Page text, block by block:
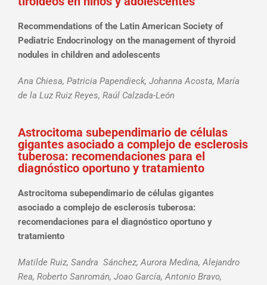
Recommendations of the Latin American Society of
Pediatric Endocrinology on the management of thyroid
nodules in children and adolescents
Ana Chiesa, Patricia Papendieck, Johanna Acosta, María
de la Luz Ruiz Reyes, Raúl Calzada-León
Astrocitoma subependimario de células
gigantes asociado a complejo de esclerosis
tuberosa: recomendaciones para el
diagnóstico oportuno y tratamiento
Astrocitoma subependimario de células gigantes
asociado a complejo de esclerosis tuberosa:
recomendaciones para el diagnóstico oportuno y
tratamiento
Matilde Ruiz, Sandra Sánchez, Aurora Medina, Alejandro
Rea, Roberto Sanromán, Joao García, Antonio Bravo,